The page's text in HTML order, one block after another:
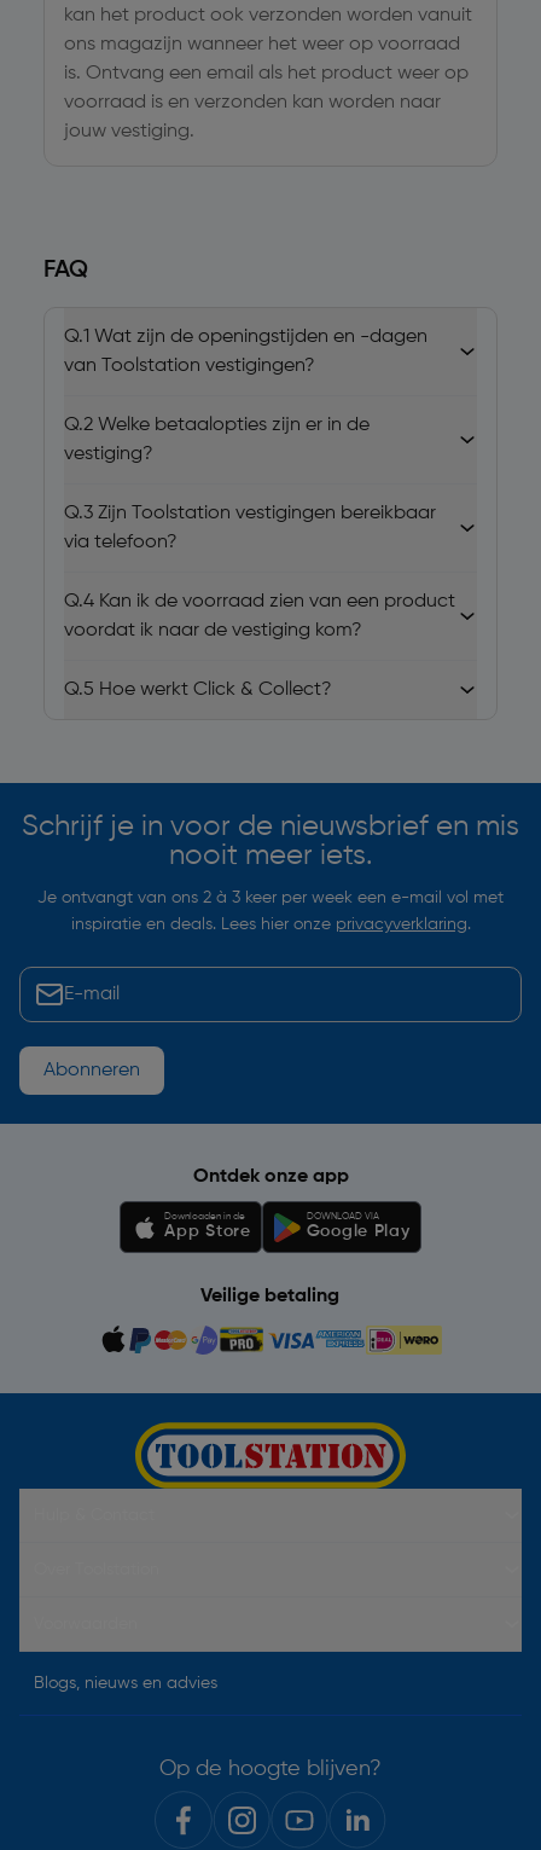
kan het product ook verzonden worden vanuit
ons magazijn wanneer het weer op voorraad
is. Ontvang een email als het product weer op
voorraad is en verzonden kan worden naar
jouw vestiging.
FAQ
Q.1 Wat zijn de openingstijden en -dagen
van Toolstation vestigingen?
Q.2 Welke betaalopties zijn er in de
vestiging?
Q.3 Zijn Toolstation vestigingen bereikbaar
via telefoon?
Q.4 Kan ik de voorraad zien van een product
voordat ik naar de vestiging kom?
Q.5 Hoe werkt Click & Collect?
Schrijf je in voor de nieuwsbrief en mis
nooit meer iets.
Je ontvangt van ons 2 à 3 keer per week een e-mail vol met
inspiratie en deals. Lees hier onze privacyverklaring.
Abonneren
Ontdek onze app
Downloaden in de
App Store
DOWNLOAD VIA
Google Play
Veilige betaling
Blogs, nieuws en advies
Op de hoogte blijven?